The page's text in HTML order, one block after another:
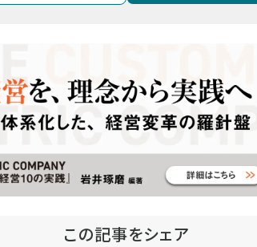
この記事をシェア